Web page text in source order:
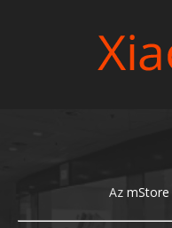
Az mStore